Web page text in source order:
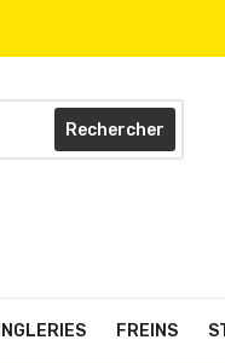
Rechercher
FREINS